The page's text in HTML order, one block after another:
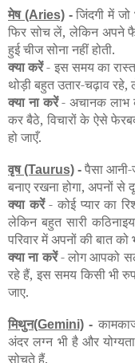
मेष(Aries)-जिंदगी में जो
फिर सोच लें, लेकिन अपने
हुई चीज सोना नहीं होती.
क्या करें- इस समय का
थोड़ी बहुत उतार-चढ़ाव रहे,
क्या ना करें- अचानक लाभ
कर बैठे, विचारों के ऐसे
हो जाएँ.
वृष(Taurus) - पैसा आनी-
बनाए रखना होगा, अपनों से
क्या करें- कोई प्यार का
लेकिन बहुत सारी
परिवार में अपनों की बात
क्या ना करें- लोग आपको
रहे हैं, इस समय किसी भी
जाए.
मिथुन(Gemini) -
अंदर लग्न भी है और
सोचते हैं.